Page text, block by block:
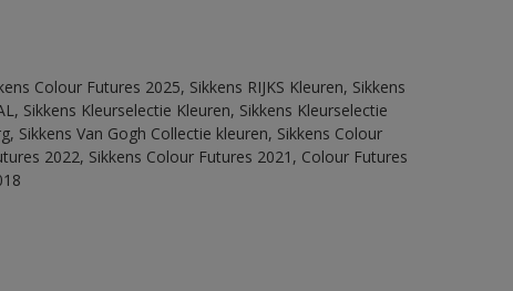
Colour Futures 2025, Sikkens RIJKS Kleuren, Sikkens
Sikkens Kleurselectie Kleuren, Sikkens Kleurselectie
Sikkens Van Gogh Collectie kleuren, Sikkens Colour
2022, Sikkens Colour Futures 2021, Colour Futures